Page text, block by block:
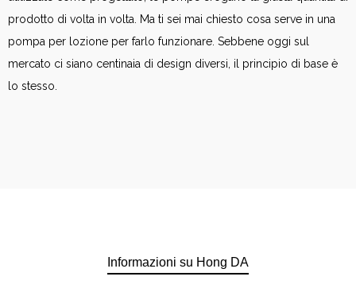
prodotto di volta in volta. Ma ti sei mai chiesto cosa serve in una
pompa per lozione per farlo funzionare. Sebbene oggi sul
mercato ci siano centinaia di design diversi, il principio di base è
lo stesso.
Informazioni su Hong DA